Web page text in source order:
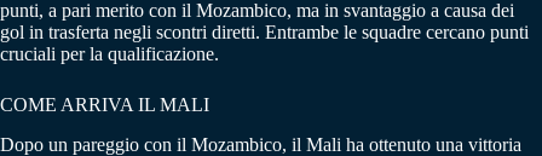
punti, a pari merito con il Mozambico, ma in svantaggio a causa dei
gol in trasferta negli scontri diretti. Entrambe le squadre cercano punti
cruciali per la qualificazione.
COME ARRIVA IL MALI
Dopo un pareggio con il Mozambico, il Mali ha ottenuto una vittoria